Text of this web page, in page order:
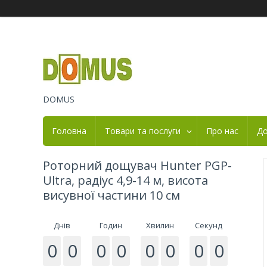
DOMUS
Головна Товари та послуги Про нас
Роторний дощувач Hunter PGP-
Ultra, радіус 4,9-14 м, висота
висувної частини 10 см
Днів
0 0
Годин
0 0
Хвилин
0 0
Секунд
0 0